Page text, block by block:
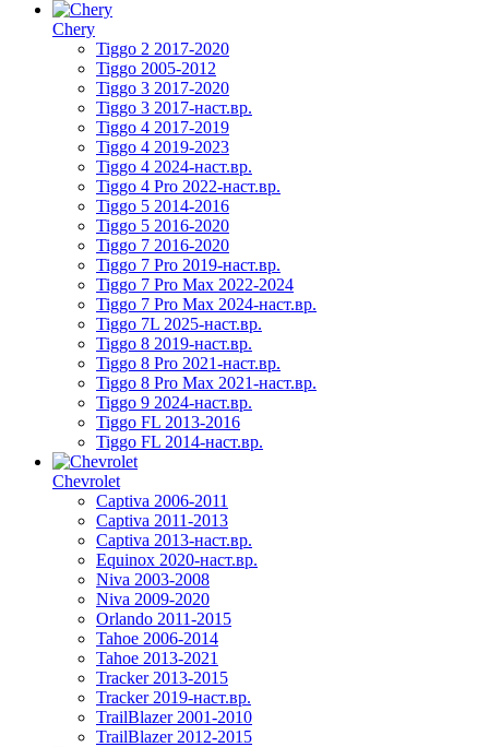
Chery
Tiggo 2 2017-2020
Tiggo 2005-2012
Tiggo 3 2017-2020
Tiggo 3 2017-наст.вр.
Tiggo 4 2017-2019
Tiggo 4 2019-2023
Tiggo 4 2024-наст.вр.
Tiggo 4 Pro 2022-наст.вр.
Tiggo 5 2014-2016
Tiggo 5 2016-2020
Tiggo 7 2016-2020
Tiggo 7 Pro 2019-наст.вр.
Tiggo 7 Pro Max 2022-2024
Tiggo 7 Pro Max 2024-наст.вр.
Tiggo 7L 2025-наст.вр.
Tiggo 8 2019-наст.вр.
Tiggo 8 Pro 2021-наст.вр.
Tiggo 8 Pro Max 2021-наст.вр.
Tiggo 9 2024-наст.вр.
Tiggo FL 2013-2016
Tiggo FL 2014-наст.вр.
Chevrolet
Captiva 2006-2011
Captiva 2011-2013
Captiva 2013-наст.вр.
Equinox 2020-наст.вр.
Niva 2003-2008
Niva 2009-2020
Orlando 2011-2015
Tahoe 2006-2014
Tahoe 2013-2021
Tracker 2013-2015
Tracker 2019-наст.вр.
TrailBlazer 2001-2010
TrailBlazer 2012-2015